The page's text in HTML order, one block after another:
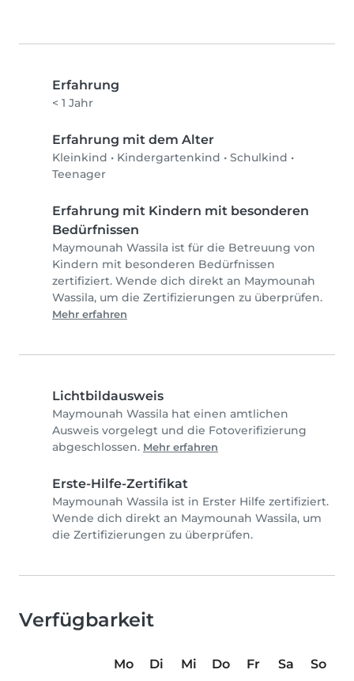
Erfahrung
< 1 Jahr
Erfahrung mit dem Alter
Kleinkind • Kindergartenkind • Schulkind •
Teenager
Erfahrung mit Kindern mit besonderen
Bedürfnissen
Maymounah Wassila ist für die Betreuung von
Kindern mit besonderen Bedürfnissen
zertifiziert. Wende dich direkt an Maymounah
Wassila, um die Zertifizierungen zu überprüfen.
Mehr erfahren
Lichtbildausweis
Maymounah Wassila hat einen amtlichen
Ausweis vorgelegt und die Fotoverifizierung
abgeschlossen. Mehr erfahren
Erste-Hilfe-Zertifikat
Maymounah Wassila ist in Erster Hilfe zertifiziert.
Wende dich direkt an Maymounah Wassila, um
die Zertifizierungen zu überprüfen.
Verfügbarkeit
Mo Di Mi Do Fr Sa
So